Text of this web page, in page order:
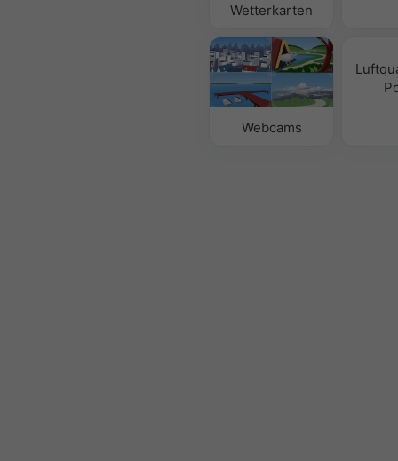
Wetterkarten
Webcams